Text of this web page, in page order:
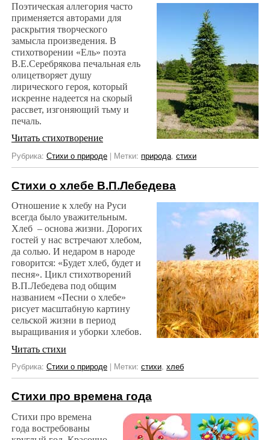
Поэтическая аллегория часто
применяется авторами для
раскрытия творческого
замысла произведения. В
стихотворении «Ель» поэта
В.Е.Серебрякова печальная ель
олицетворяет душу
лирического героя, который
искренне надеется на скорый
рассвет, изгоняющий тьму и
печаль.
Читать стихотворение
Рубрика: Стихи о природе | Метки: природа, стихи
Стихи о хлебе В.П.Лебедева
Отношение к хлебу на Руси
всегда было уважительным.
Хлеб – основа жизни. Дорогих
гостей у нас встречают хлебом,
да солью. И недаром в народе
говорится: «Будет хлеб, будет и
песня». Цикл стихотворений
В.П.Лебедева под общим
названием «Песни о хлебе»
рисует масштабную картину
сельской жизни в период
выращивания и уборки хлебов.
Читать стихи
Рубрика: Стихи о природе | Метки: стихи, хлеб
Стихи про времена года
Стихи про времена
года востребованы